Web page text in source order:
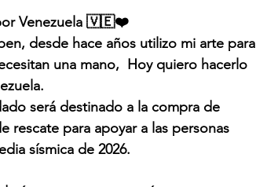
Venezuela 🇻🇪❤️
desde hace años utilizo mi arte para
una mano, Hoy quiero hacerlo
será destinado a la compra de
rescate para apoyar a las personas
sísmica de 2026.